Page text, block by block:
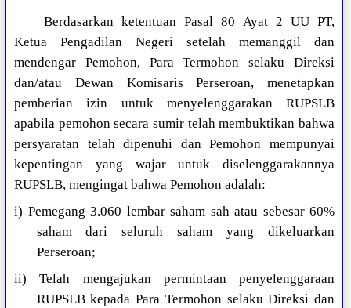
Berdasarkan ketentuan Pasal 80 Ayat 2 UU PT,
Ketua Pengadilan Negeri setelah memanggil dan
mendengar Pemohon, Para Termohon selaku Direksi
dan/atau Dewan Komisaris Perseroan, menetapkan
pemberian izin untuk menyelenggarakan RUPSLB
apabila pemohon secara sumir telah membuktikan bahwa
persyaratan telah dipenuhi dan Pemohon mempunyai
kepentingan yang wajar untuk diselenggarakannya
RUPSLB, mengingat bahwa Pemohon adalah:
i) Pemegang 3.060 lembar saham sah atau sebesar 60%
saham dari seluruh saham yang dikeluarkan
Perseroan;
ii) Telah mengajukan permintaan penyelenggaraan
RUPSLB kepada Para Termohon selaku Direksi dan